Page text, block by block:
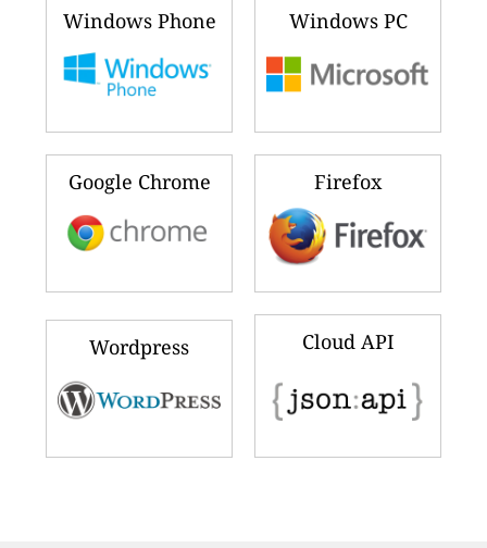
Windows Phone Windows PC
Google Chrome Firefox
Wordpress Cloud API